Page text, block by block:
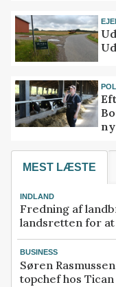
MEST LÆSTE
INDLAND
Fredning af
landsretten for
BUSINESS
Søren
topchef hos Tican